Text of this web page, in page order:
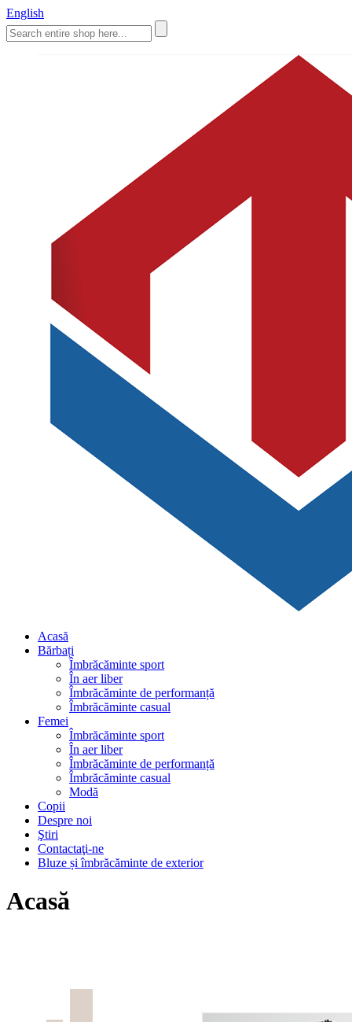
English
Acasă
Bărbați
Îmbrăcăminte sport
În aer liber
Îmbrăcăminte de performanță
Îmbrăcăminte casual
Femei
Îmbrăcăminte sport
În aer liber
Îmbrăcăminte de performanță
Îmbrăcăminte casual
Modă
Copii
Despre noi
Ştiri
Contactaţi-ne
Bluze și îmbrăcăminte de exterior
Acasă